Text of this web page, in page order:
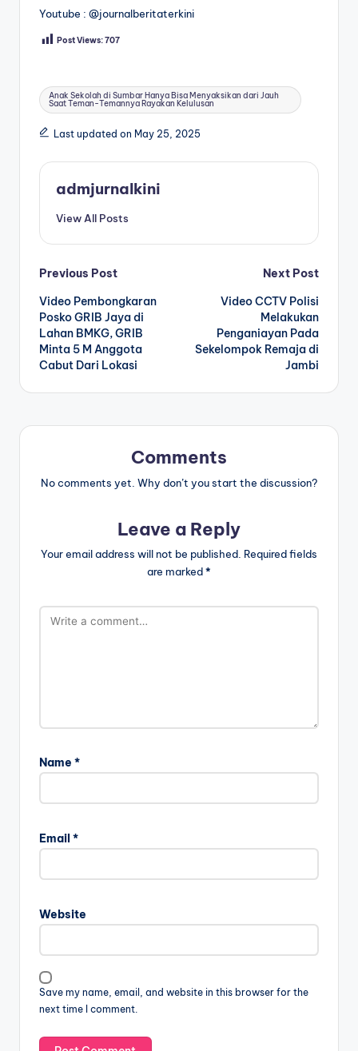
Youtube : @journalberitaterkini
Post Views:707
Tags:
Anak Sekolah di Sumbar Hanya Bisa Menyaksikan dari Jauh
Saat Teman-Temannya Rayakan Kelulusan
Last updated on May 25, 2025
admjurnalkini
View All Posts
Post
navigation
Previous Post
Video Pembongkaran
Posko GRIB Jaya di
Lahan BMKG, GRIB
Minta 5 M Anggota
Cabut Dari Lokasi
Next Post
Video CCTV Polisi
Melakukan
Penganiayan Pada
Sekelompok Remaja di
Jambi
Comments
No comments yet. Why don’t you start the discussion?
Leave a Reply
Your email address will not be published. Required fields
are marked*
Name *
Email *
Website
Save my name, email, and website in this browser for the
next time I comment.